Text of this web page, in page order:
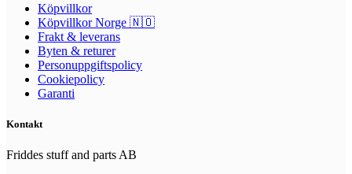
Köpvillkor
Köpvillkor Norge 🇳🇴
Frakt & leverans
Byten & returer
Personuppgiftspolicy
Cookiepolicy
Garanti
Kontakt
Friddes stuff and parts AB